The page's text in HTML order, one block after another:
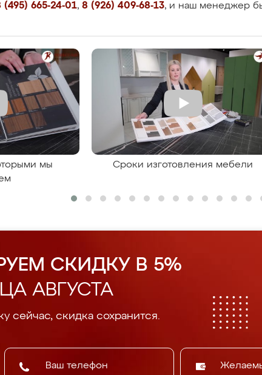
(495) 665-24-01, 8 (926) 409-68-13, и наш менеджер
мы
Сроки изготовления мебели
СКИДКУ В 5%
АВГУСТА
сейчас, скидка сохранится.